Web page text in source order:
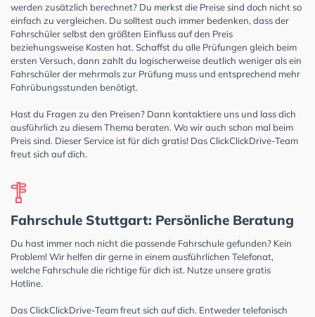
werden zusätzlich berechnet? Du merkst die Preise sind doch nicht so
einfach zu vergleichen. Du solltest auch immer bedenken, dass der
Fahrschüler selbst den größten Einfluss auf den Preis
beziehungsweise Kosten hat. Schaffst du alle Prüfungen gleich beim
ersten Versuch, dann zahlt du logischerweise deutlich weniger als ein
Fahrschüler der mehrmals zur Prüfung muss und entsprechend mehr
Fahrübungsstunden benötigt.
Hast du Fragen zu den Preisen? Dann kontaktiere uns und lass dich
ausführlich zu diesem Thema beraten. Wo wir auch schon mal beim
Preis sind. Dieser Service ist für dich gratis! Das ClickClickDrive-Team
freut sich auf dich.
Fahrschule Stuttgart: Persönliche Beratung
Du hast immer noch nicht die passende Fahrschule gefunden? Kein
Problem! Wir helfen dir gerne in einem ausführlichen Telefonat,
welche Fahrschule die richtige für dich ist. Nutze unsere gratis
Hotline.
Das ClickClickDrive-Team freut sich auf dich. Entweder telefonisch